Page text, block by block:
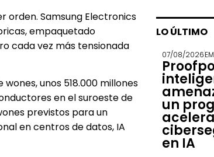
orden. Samsung Electronics
empaquetado
cada vez más tensionada
unos 518.000 millones
en el suroeste de
previstos para un
en centros de datos, IA
LO ÚLTIMO
07/08/2026
un
en IA